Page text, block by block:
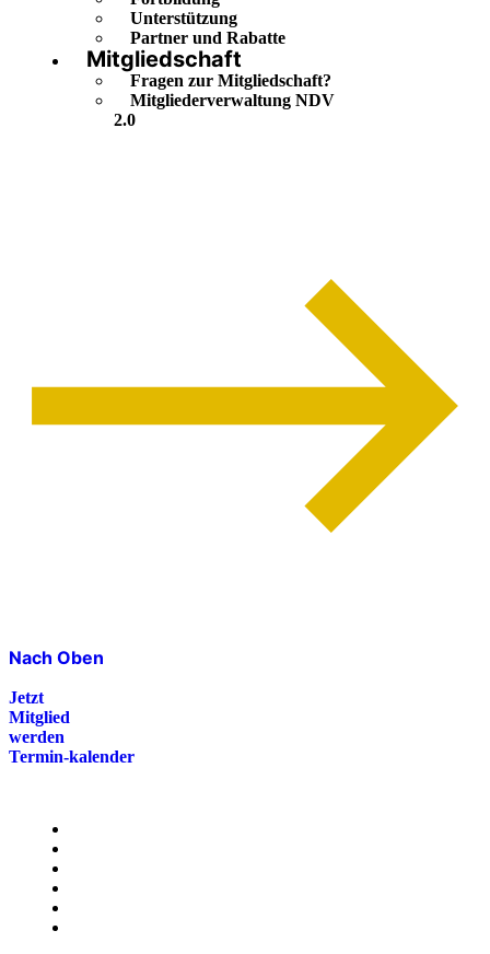
Unterstützung
Partner und Rabatte
Mitgliedschaft
Fragen zur Mitgliedschaft?
Mitgliederverwaltung NDV
2.0
Nach Oben
Jetzt
Mitglied
werden
Termin-kalender
Menü